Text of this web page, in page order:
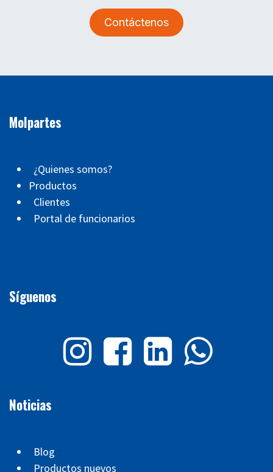
Contáctenos
Molpartes
¿Quienes somos?
Productos
Clientes
Portal de funcionarios
Síguenos
Noticias
Blog
Productos nuevos